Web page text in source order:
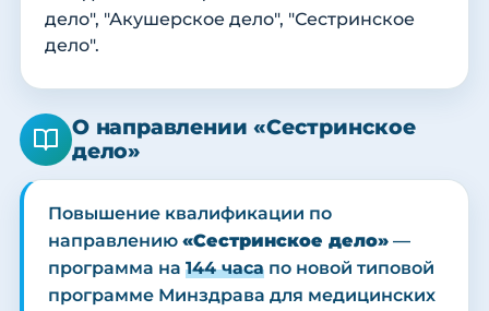
дело", "Акушерское дело", "Сестринское
дело".
О направлении «Сестринское
дело»
Повышение квалификации по
направлению «Сестринское дело» —
программа на 144 часа по новой типовой
программе Минздрава для медицинских